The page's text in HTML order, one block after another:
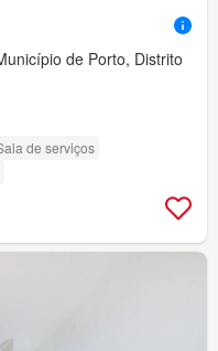
de Porto, Distrito
de serviços